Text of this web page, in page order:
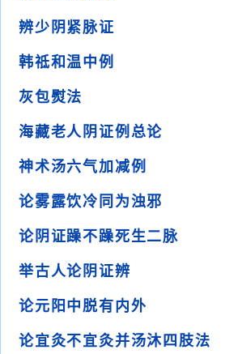
辨少阴紧脉证
韩祗和温中例
灰包熨法
海藏老人阴证例总论
神术汤六气加减例
论雾露饮冷同为浊邪
论阴证躁不躁死生二脉
举古人论阴证辨
论元阳中脱有内外
论宜灸不宜灸并汤沐四肢法